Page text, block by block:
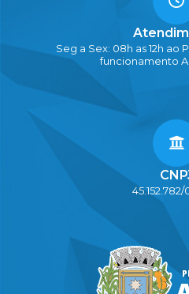
Seg a Sex: 08h as 12h ao
funcionamento
45.152.782/